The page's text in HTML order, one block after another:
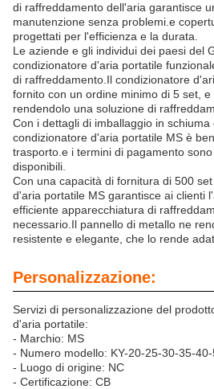
di raffreddamento dell'aria garantisce
manutenzione senza problemi.e
progettati per l'efficienza e la durata.
Le aziende e gli individui dei paesi del
condizionatore d'aria portatile
di raffreddamento.Il condizionatore
fornito con un ordine minimo di 5 set, e
rendendolo una soluzione di
Con i dettagli di imballaggio in schiuma
condizionatore d'aria portatile MS è
trasporto.e i termini di pagamento
disponibili.
Con una capacità di fornitura di 500
d'aria portatile MS garantisce ai clienti
efficiente apparecchiatura di
necessario.Il pannello di metallo ne
resistente e elegante, che lo rende
Personalizzazione:
Servizi di personalizzazione del
d'aria portatile:
- Marchio: MS
- Numero modello: KY-20-25-30-35-
- Luogo di origine: NC
- Certificazione: CB